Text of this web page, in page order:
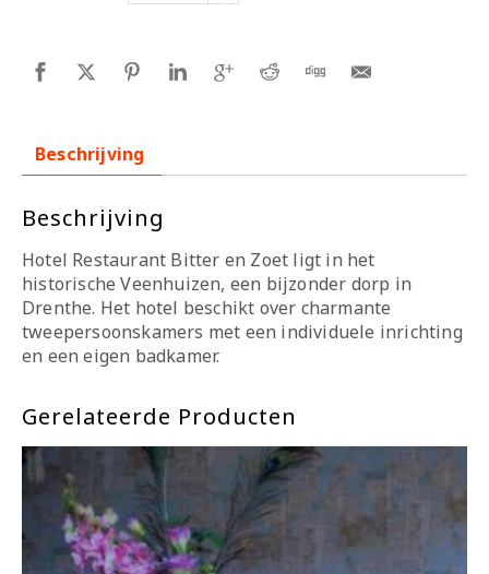
Beschrijving
Beschrijving
Hotel Restaurant Bitter en Zoet ligt in het
historische Veenhuizen, een bijzonder dorp in
Drenthe. Het hotel beschikt over charmante
tweepersoonskamers met een individuele inrichting
en een eigen badkamer.
Gerelateerde Producten